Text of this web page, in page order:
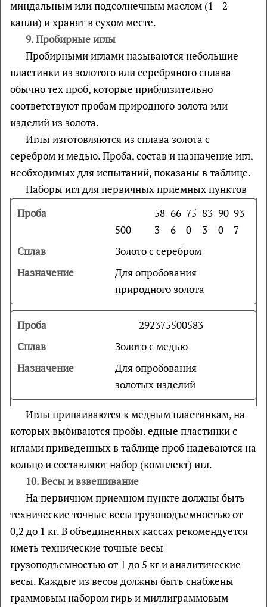
миндальным или подсолнечным маслом (1—2
капли) и хранят в сухом месте.
9.Пробирные иглы
Пробирными иглами называются небольшие
пластинки из золотого или серебряного сплава
обычно тех проб, которые приблизительно
соответствуют пробам природного золота или
изделий из золота.
Иглы изготовляются из сплава золота с
серебром и медью. Проба, состав и назначение игл,
необходимых для испытаний, показаны в таблице.
Наборы игл для первичных приемных пунктов
500
58
3
66
6
75
0
83
3
90
0
93
7
Золото с серебром
Для опробования
природного золота
292375500583
Золото с медью
Для опробования
золотых изделий
Иглы припаиваются к медным пластинкам, на
которых выбиваются пробы. едные пластинки с
иглами приведенных в таблице проб надеваются на
кольцо и составляют набор (комплект) игл.
10.Весы и взвешивание
На первичном приемном пункте должны быть
технические точные весы грузоподъемностью от
0,2 до 1 кг. В объединенных кассах рекомендуется
иметь технические точные весы
грузоподъемностью от 1 до 5 кг и аналитические
весы. Каждые из весов должны быть снабжены
граммовым набором гирь и миллиграммовым